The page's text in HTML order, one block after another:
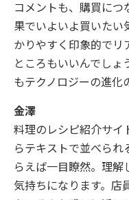
コメントも、購買につ
果でいよいよ買いたい
かりやすく印象的でリ
ところもいいんでしょ
もテクノロジーの進化
金澤
料理のレシピ紹介サイ
らテキストで並べられ
らえば一目瞭然。理解
気持ちになります。店